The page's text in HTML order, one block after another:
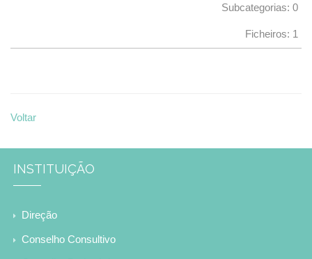
Subcategorias: 0
Ficheiros: 1
Voltar
INSTITUIÇÃO
Direção
Conselho Consultivo